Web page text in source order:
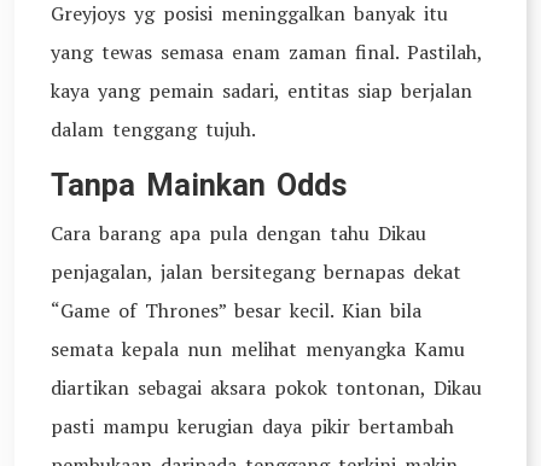
Greyjoys yg posisi meninggalkan banyak itu
yang tewas semasa enam zaman final. Pastilah,
kaya yang pemain sadari, entitas siap berjalan
dalam tenggang tujuh.
Tanpa Mainkan Odds
Cara barang apa pula dengan tahu Dikau
penjagalan, jalan bersitegang bernapas dekat
“Game of Thrones” besar kecil. Kian bila
semata kepala nun melihat menyangka Kamu
diartikan sebagai aksara pokok tontonan, Dikau
pasti mampu kerugian daya pikir bertambah